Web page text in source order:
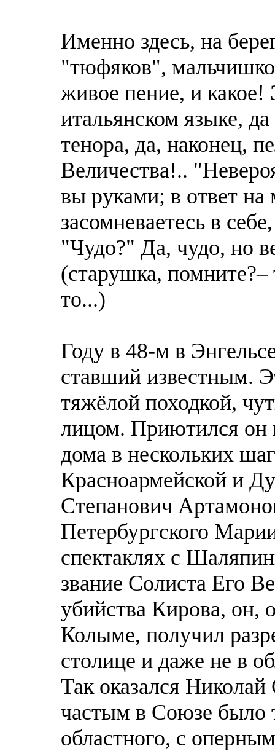
Именно здесь, на
"тюфяков",
живое пение, и
итальянском языке,
тенора, да, наконец,
Величества!..
вы руками; в ответ на
засомневаетесь в
"Чудо?" Да, чудо, но
(старушка,
то...)
Году в 48-м в
ставший известным.
тяжёлой походкой,
лицом. Приютился он
дома в нескольких
Красноармейской и
Степанович
Петербургского
спектаклях с
звание Солиста Его
убийства Кирова, он,
Колыме, получил
столице и даже не в
Так оказался
частым в Союзе было
областного, с